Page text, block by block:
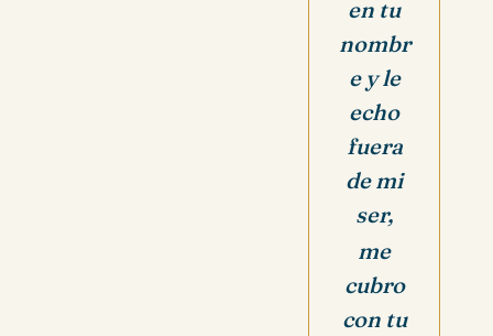
en tu
nombr
e y le
echo
fuera
de mi
ser,
me
cubro
con tu